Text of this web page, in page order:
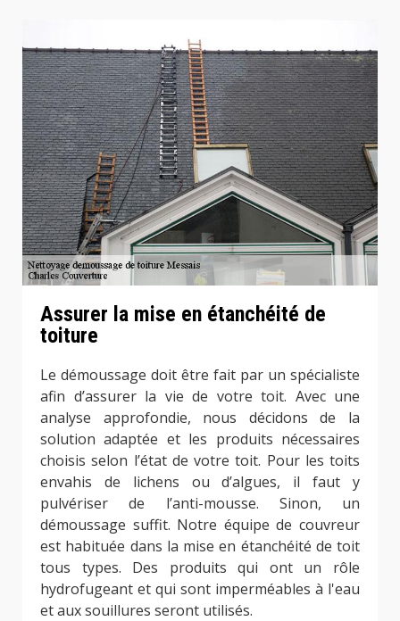
Assurer la mise en étanchéité de
toiture
Le démoussage doit être fait par un spécialiste
afin d’assurer la vie de votre toit. Avec une
analyse approfondie, nous décidons de la
solution adaptée et les produits nécessaires
choisis selon l’état de votre toit. Pour les toits
envahis de lichens ou d’algues, il faut y
pulvériser de l’anti-mousse. Sinon, un
démoussage suffit. Notre équipe de couvreur
est habituée dans la mise en étanchéité de toit
tous types. Des produits qui ont un rôle
hydrofugeant et qui sont imperméables à l'eau
et aux souillures seront utilisés.